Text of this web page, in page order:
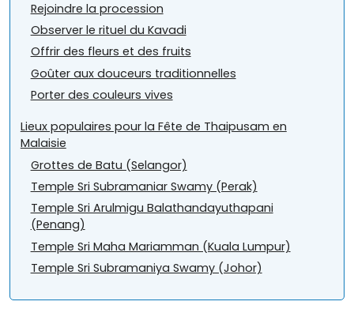
Rejoindre la procession
Observer le rituel du Kavadi
Offrir des fleurs et des fruits
Goûter aux douceurs traditionnelles
Porter des couleurs vives
Lieux populaires pour la Fête de Thaipusam en
Malaisie
Grottes de Batu (Selangor)
Temple Sri Subramaniar Swamy (Perak)
Temple Sri Arulmigu Balathandayuthapani
(Penang)
Temple Sri Maha Mariamman (Kuala Lumpur)
Temple Sri Subramaniya Swamy (Johor)